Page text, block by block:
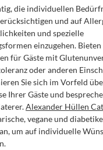
die individuellen
und auf
und spezielle
einzugehen. Bieten
für Gäste mit
oder anderen
Sie sich im Vorfeld
Ihrer Gäste und
Alexander Hüllen
vegane und
um auf individuelle